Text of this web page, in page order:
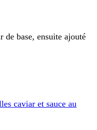
de base, ensuite ajouté
caviar et sauce au